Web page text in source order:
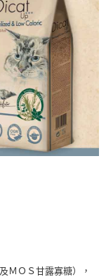
ＭＯＳ甘露寡糖），